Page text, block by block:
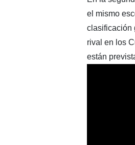
el mismo
clasificación
rival en los
están